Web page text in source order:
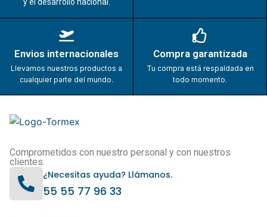
Envios internacionales
Llevamos nuestros productos a
cualquier parte del mundo.
Compra garantizada
Tu compra está respaldada en
todo momento.
Comprometidos con nuestro personal y con nuestros
clientes.
¿Necesitas ayuda? Llámanos.
55 55 77 96 33